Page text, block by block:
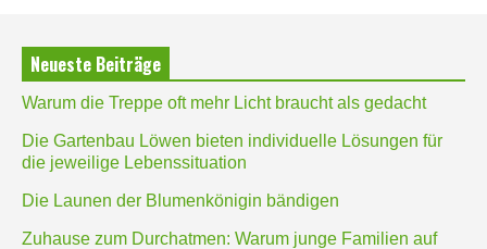
Neueste Beiträge
Warum die Treppe oft mehr Licht braucht als gedacht
Die Gartenbau Löwen bieten individuelle Lösungen für
die jeweilige Lebenssituation
Die Launen der Blumenkönigin bändigen
Zuhause zum Durchatmen: Warum junge Familien auf